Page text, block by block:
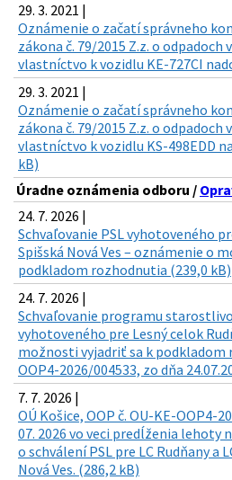
29. 3. 2021 |
Oznámenie o začatí správneho
zákona č. 79/2015 Z.z. o odpadoch
vlastníctvo k vozidlu KE-727CI
29. 3. 2021 |
Oznámenie o začatí správneho
zákona č. 79/2015 Z.z. o odpadoch
vlastníctvo k vozidlu KS-498EDD
kB)
Úradne oznámenia odboru /
24. 7. 2026 |
Schvaľovanie PSL vyhotoveného
Spišská Nová Ves – oznámenie o
podkladom rozhodnutia (239,0 kB)
24. 7. 2026 |
Schvaľovanie programu
vyhotoveného pre Lesný celok
možnosti vyjadriť sa k podkladom
OOP4-2026/004533, zo dňa
7. 7. 2026 |
OÚ Košice, OOP č. OU-KE-OOP4-
07. 2026 vo veci predĺženia lehoty
o schválení PSL pre LC Rudňany a
Nová Ves. (286,2 kB)